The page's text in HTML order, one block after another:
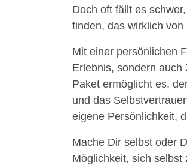
Doch oft fällt es
finden, das wirklich von
Mit einer persönlichen
Erlebnis, sondern
Paket ermöglicht es,
und das
eigene Persönlichkeit,
Mache Dir selbst oder
Möglichkeit, sich selbst